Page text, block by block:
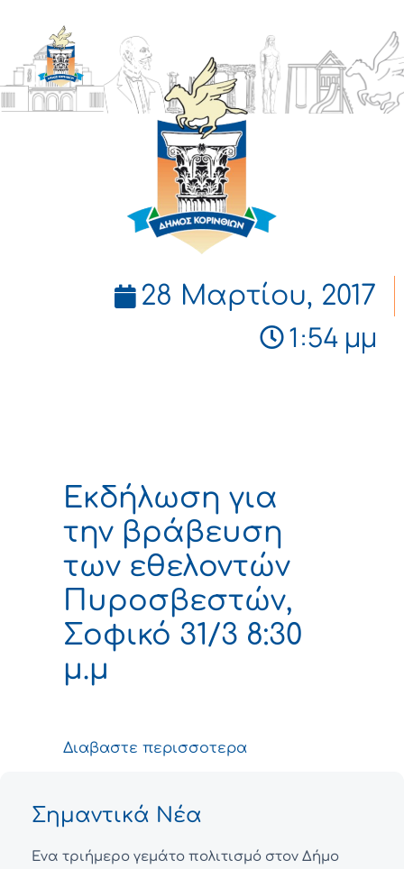
ΔΗΜΟΣ
ΚΟΡΙΝΘΙΩΝ
28 Μαρτίου, 2017
1:54 μμ
Εκδήλωση για
την βράβευση
των εθελοντών
Πυροσβεστών,
Σοφικό 31/3 8:30
μ.μ
Διαβαστε περισσοτερα
Σημαντικά Νέα
Ένα τριήμερο γεμάτο πολιτισμό στον Δήμο